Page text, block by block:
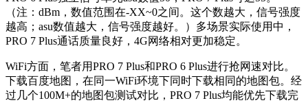
（注：dBm，数值范围在-XX~0之间。这个数越大，信号强度
越高；asu数值越大，信号强度越好。）多场景实际使用中，
PRO 7 Plus通话质量良好，4G网络相对更加稳定。
WiFi方面，笔者用PRO 7 Plus和PRO 6 Plus进行抢网速对比。
下载百度地图，在同一WiFi环境下同时下载相同的地图包。经
过几个100M+的地图包测试对比，PRO 7 Plus均能优先下载完